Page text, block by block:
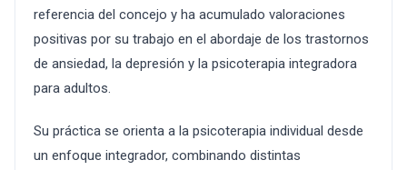
referencia del concejo y ha acumulado valoraciones
positivas por su trabajo en el abordaje de los trastornos
de ansiedad, la depresión y la psicoterapia integradora
para adultos.
Su práctica se orienta a la psicoterapia individual desde
un enfoque integrador, combinando distintas